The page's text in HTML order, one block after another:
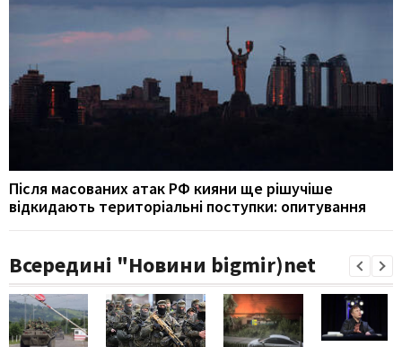
Після масованих атак РФ кияни ще рішучіше
відкидають територіальні поступки: опитування
Всередині "Новини bigmir)net